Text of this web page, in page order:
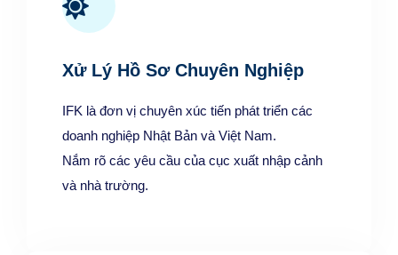
Xử Lý Hồ Sơ Chuyên Nghiệp
IFK là đơn vị chuyên xúc tiến phát triển các
doanh nghiệp Nhật Bản và Việt Nam.
Nắm rõ các yêu cầu của cục xuất nhập cảnh
và nhà trường.